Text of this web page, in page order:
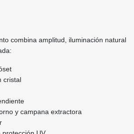
combina amplitud, iluminación natural
cristal
y campana extractora